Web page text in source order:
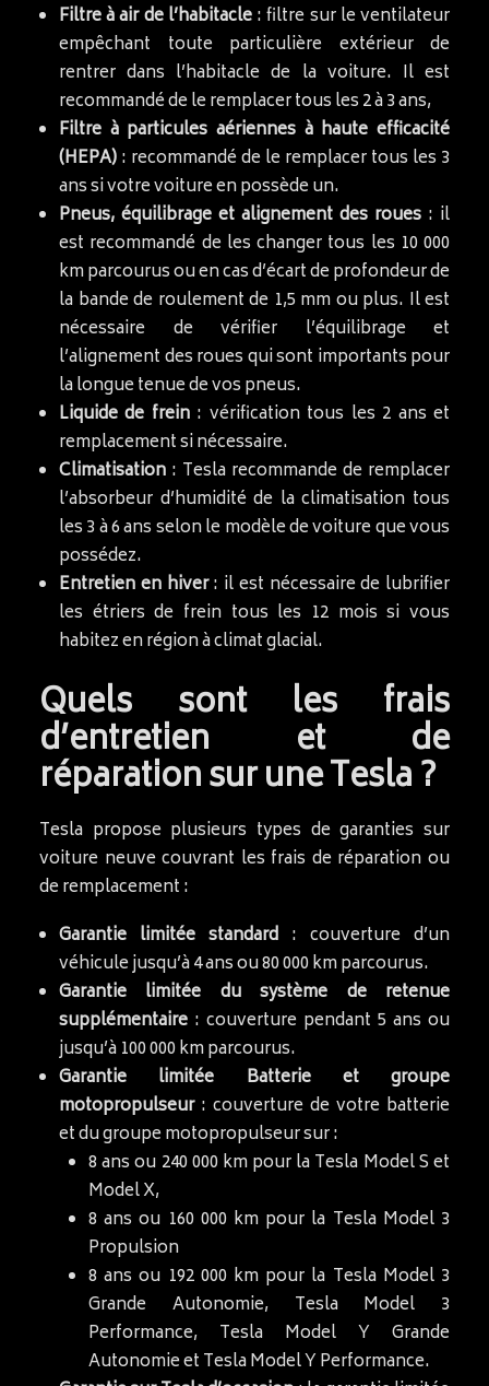
Filtre à air de l’habitacle: filtre sur le ventilateur
empêchant toute particulière extérieur de
rentrer dans l’habitacle de la voiture. Il est
recommandé de le remplacer tous les 2 à 3 ans,
Filtre à particules aériennes à haute efficacité
(HEPA): recommandé de le remplacer tous les 3
ans si votre voiture en possède un.
Pneus, équilibrage et alignement des roues : il
est recommandé de les changer tous les 10 000
km parcourus ou en cas d’écart de profondeur de
la bande de roulement de 1,5 mm ou plus. Il est
nécessaire de vérifier l’équilibrage et
l’alignement des roues qui sont importants pour
la longue tenue de vos pneus.
Liquide de frein: vérification tous les 2 ans et
remplacement si nécessaire.
Climatisation : Tesla recommande de remplacer
l’absorbeur d’humidité de la climatisation tous
les 3 à 6 ans selon le modèle de voiture que vous
possédez.
Entretien en hiver: il est nécessaire de lubrifier
les étriers de frein tous les 12 mois si vous
habitez en région à climat glacial.
Quels sont les frais
d’entretien et de
réparation sur une Tesla ?
Tesla propose plusieurs types de garanties sur
voiture neuve couvrant les frais de réparation ou
de remplacement :
Garantie limitée standard : couverture d’un
véhicule jusqu’à 4 ans ou 80 000 km parcourus.
Garantie limitée du système de retenue
supplémentaire : couverture pendant 5 ans ou
jusqu’à 100 000 km parcourus.
Garantie limitée Batterie et groupe
motopropulseur: couverture de votre batterie
et du groupe motopropulseur sur :
8 ans ou 240 000 km pour la Tesla Model S et
Model X,
8 ans ou 160 000 km pour la Tesla Model 3
Propulsion
8 ans ou 192 000 km pour la Tesla Model 3
Grande Autonomie, Tesla Model 3
Performance, Tesla Model Y Grande
Autonomie et Tesla Model Y Performance.